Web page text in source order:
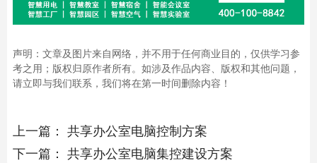
声明：文章及图片来自网络，并不用于任何商业目的，仅供学习参
考之用；版权归原作者所有。如涉及作品内容、版权和其他问题，
请立即与我们联系，我们将在第一时间删除内容！
上一篇： 共享办公室电脑控制方案
下一篇： 共享办公室电脑集控建设方案